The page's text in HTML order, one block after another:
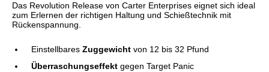
Das Revolution Release von Carter Enterprises eignet sich ideal
zum Erlernen der richtigen Haltung und Schießtechnik mit
Rückenspannung.
Einstellbares Zuggewicht von 12 bis 32 Pfund
Überraschungseffekt gegen Target Panic